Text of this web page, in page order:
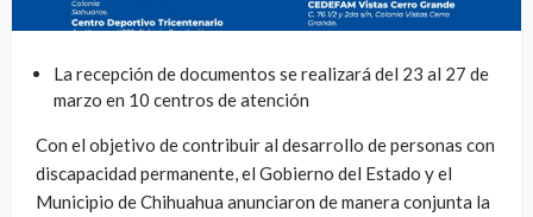
La recepción de documentos se realizará del 23 al 27 de
marzo en 10 centros de atención
Con el objetivo de contribuir al desarrollo de personas con
discapacidad permanente, el Gobierno del Estado y el
Municipio de Chihuahua anunciaron de manera conjunta la